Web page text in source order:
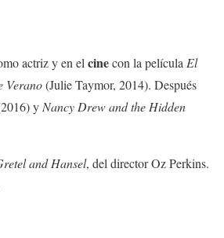
actriz y en el cinecon la película El
Verano(Julie Taymor, 2014). Después
y Nancy Drew and the Hidden
and Hansel, del director Oz Perkins.